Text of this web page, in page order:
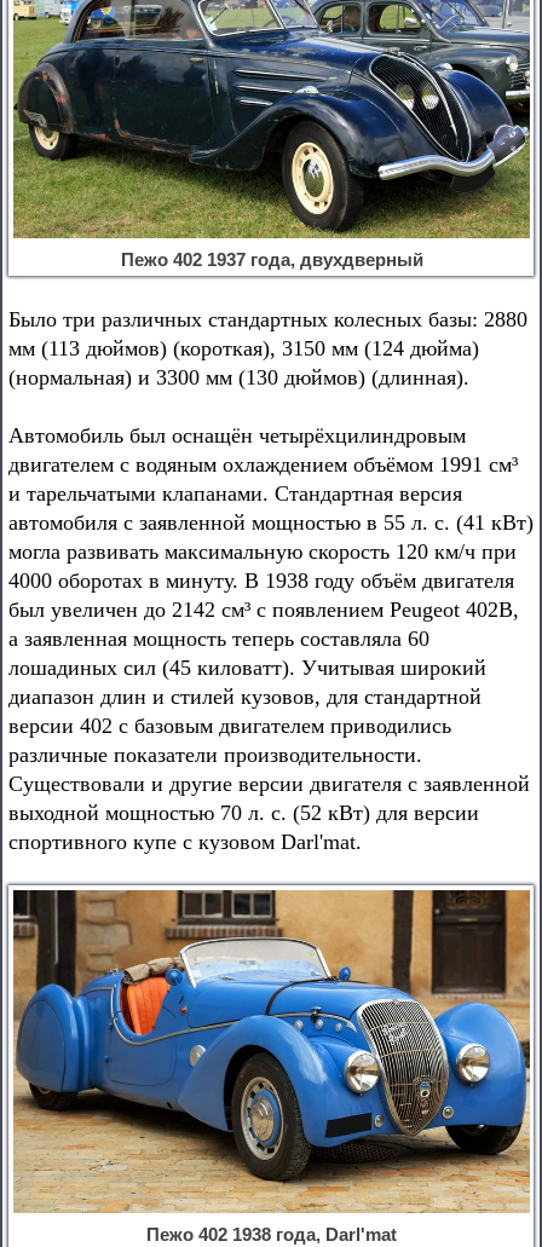
Пежо 402 1937 года, двухдверный
Было три различных стандартных колесных базы: 2880
мм (113 дюймов) (короткая), 3150 мм (124 дюйма)
(нормальная) и 3300 мм (130 дюймов) (длинная).
Автомобиль был оснащён четырёхцилиндровым
двигателем с водяным охлаждением объёмом 1991 см³
и тарельчатыми клапанами. Стандартная версия
автомобиля с заявленной мощностью в 55 л. с. (41 кВт)
могла развивать максимальную скорость 120 км/ч при
4000 оборотах в минуту. В 1938 году объём двигателя
был увеличен до 2142 см³ с появлением Peugeot 402B,
а заявленная мощность теперь составляла 60
лошадиных сил (45 киловатт). Учитывая широкий
диапазон длин и стилей кузовов, для стандартной
версии 402 с базовым двигателем приводились
различные показатели производительности.
Существовали и другие версии двигателя с заявленной
выходной мощностью 70 л. с. (52 кВт) для версии
спортивного купе с кузовом Darl'mat.
Пежо 402 1938 года, Darl'mat